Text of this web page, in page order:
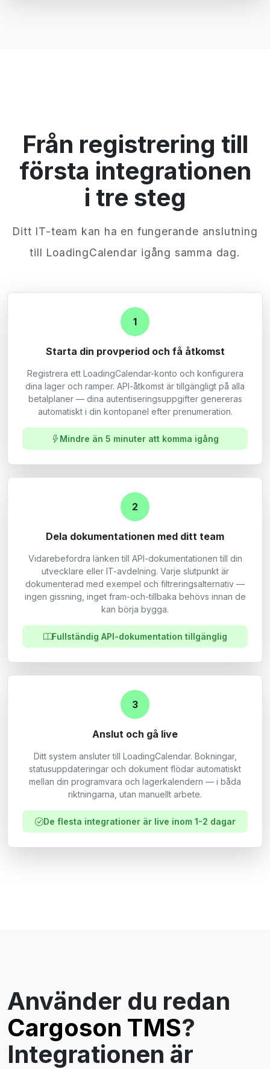
Från registrering till
första integrationen
i tre steg
Ditt IT-team kan ha en fungerande anslutning
till LoadingCalendar igång samma dag.
1
Starta din provperiod och få åtkomst
Registrera ett LoadingCalendar-konto och konfigurera
dina lager och ramper. API-åtkomst är tillgängligt på alla
betalplaner — dina autentiseringsuppgifter genereras
automatiskt i din kontopanel efter prenumeration.
Mindre än 5 minuter att komma igång
2
Dela dokumentationen med ditt team
Vidarebefordra länken till API-dokumentationen till din
utvecklare eller IT-avdelning. Varje slutpunkt är
dokumenterad med exempel och filtreringsalternativ —
ingen gissning, inget fram-och-tillbaka behövs innan de
kan börja bygga.
Fullständig API-dokumentation tillgänglig
3
Anslut och gå live
Ditt system ansluter till LoadingCalendar. Bokningar,
statusuppdateringar och dokument flödar automatiskt
mellan din programvara och lagerkalendern — i båda
riktningarna, utan manuellt arbete.
De flesta integrationer är live inom 1-2 dagar
Använder du redan
Cargoson TMS?
Integrationen är